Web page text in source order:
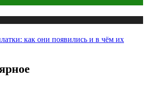
как они появились и в чём их